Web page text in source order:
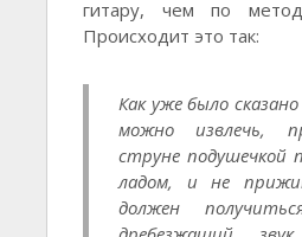
гитару, чем по
Происходит это так:
Как уже было
можно извлечь,
струне подушечкой
ладом, и не
должен